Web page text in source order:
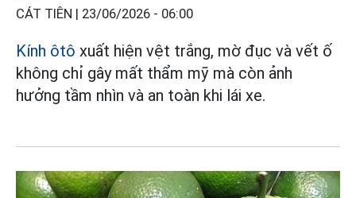
CÁT TIÊN | 23/06/2026 - 06:00
Kính ôtô xuất hiện vệt trắng, mờ đục và vết ố
không chỉ gây mất thẩm mỹ mà còn ảnh
hưởng tầm nhìn và an toàn khi lái xe.